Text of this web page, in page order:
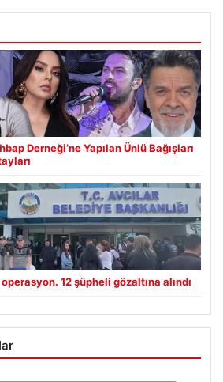
Derneği’ne Yapılan Ünlü Bağışları
12 şüpheli gözaltına alındı